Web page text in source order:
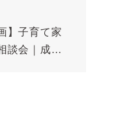
】子育て家
談会｜成友